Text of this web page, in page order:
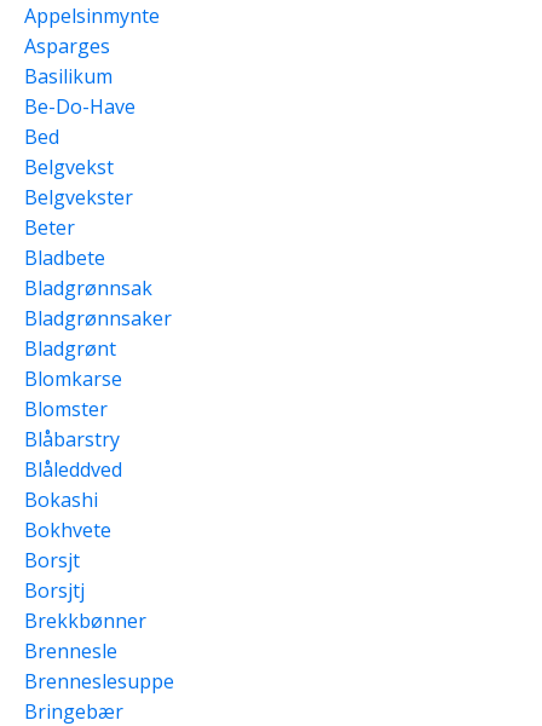
Appelsinmynte
Asparges
Basilikum
Be-Do-Have
Bed
Belgvekst
Belgvekster
Beter
Bladbete
Bladgrønnsak
Bladgrønnsaker
Bladgrønt
Blomkarse
Blomster
Blåbarstry
Blåleddved
Bokashi
Bokhvete
Borsjt
Borsjtj
Brekkbønner
Brennesle
Brenneslesuppe
Bringebær